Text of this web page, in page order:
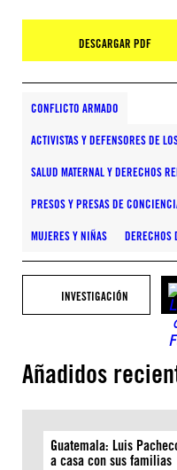
DESCARGAR PDF
CONFLICTO ARMADO
ACTIVISTAS Y DEFENSORES DE
SALUD MATERNAL Y DERECHOS
PRESOS Y PRESAS DE
MUJERES Y NIÑAS DERECHOS
INVESTIGACIÓN
Añadidos
Guatemala: Luis
a casa con sus familias